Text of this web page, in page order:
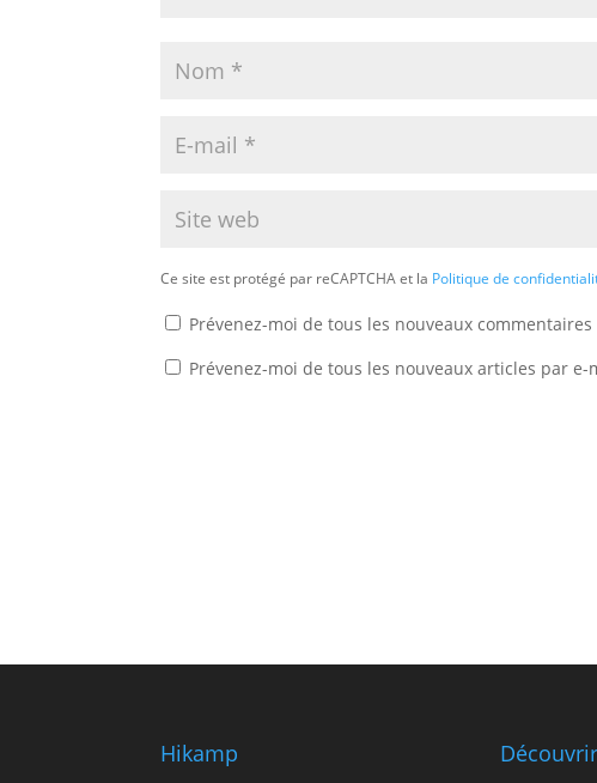
Ce site est protégé par reCAPTCHA et la Politique de
Prévenez-moi de tous les nouveaux
Prévenez-moi de tous les nouveaux articles par e-
Hikamp Découvrir